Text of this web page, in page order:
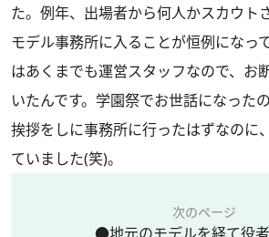
た。例年、出場者から何人かスカウト
モデル事務所に入ることが恒例になっ
はあくまでも運営スタッフなので、お
いたんです。学園祭でお世話になった
挨拶をしに事務所に行ったはずなのに
ていました(笑)。
次のページ